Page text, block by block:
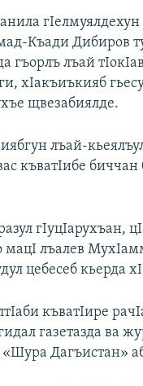
гIелмуялдехун
Къади Дибиров
гъорлъ лъай
хIакъиъкияб
щвезабиялде.
лъай-
къватIибе
гIуцIарухъан,
мацI лъалев
цебесеб кьерда
къватIире
газетазда ва
Дагъистан»